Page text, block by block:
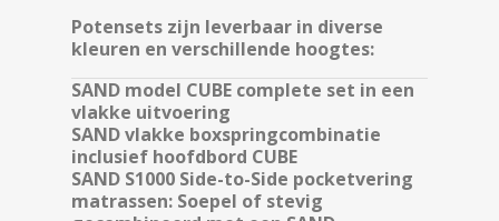
Potensets zijn leverbaar in diverse
kleuren en verschillende hoogtes:
SAND model CUBE complete set in een
vlakke uitvoering
SAND vlakke boxspringcombinatie
inclusief hoofdbord CUBE
SAND S1000 Side-to-Side pocketvering
matrassen: Soepel of stevig